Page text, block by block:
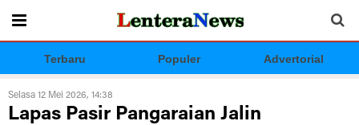
Terbaru Populer Advertorial
Selasa 12 Mei 2026, 14:38
Lapas Pasir Pangaraian Jalin